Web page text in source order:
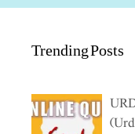
Trending Posts